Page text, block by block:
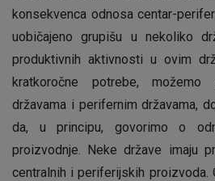
konsekvenca odnosa centar-
uobičajeno grupišu u nekoliko
produktivnih aktivnosti u ovim
kratkoročne potrebe,
državama i perifernim državama,
da, u principu, govorimo o
proizvodnje. Neke države imaju
centralnih i periferijskih proizvoda.